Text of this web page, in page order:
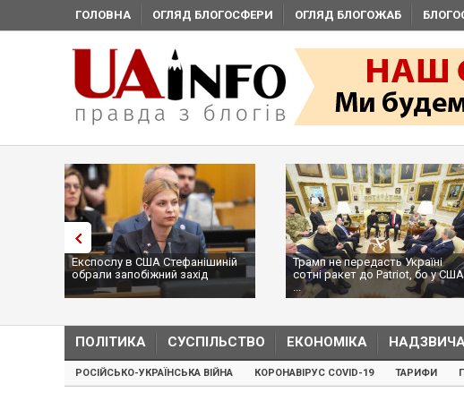
ГОЛОВНА ОГЛЯД БЛОГОСФЕРИ ОГЛЯД БЛОГОЖАБ
Експослу в США Стефанішиній
обрали запобіжний захід
Трамп не передасть Україні
сотні ракет до Patriot, бо у США
...
ПОЛІТИКА СУСПІЛЬСТВО ЕКОНОМІКА
РОСІЙСЬКО-УКРАЇНСЬКА ВІЙНА КОРОНАВІРУС COVID-19 ТАРИФИ